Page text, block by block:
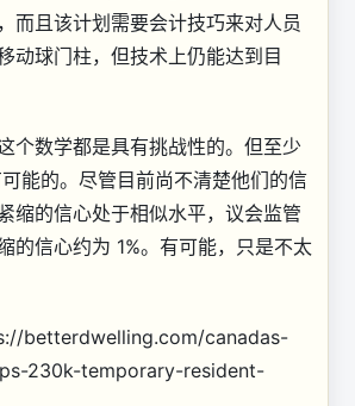
而且该计划需要会计技巧来对人员
动球门柱，但技术上仍能达到目
个数学都是具有挑战性的。但至少
能的。尽管目前尚不清楚他们的信
缩的信心处于相似水平，议会监管
的信心约为 1%。有可能，只是不太
betterdwelling.com/canadas-
230k-temporary-resident-